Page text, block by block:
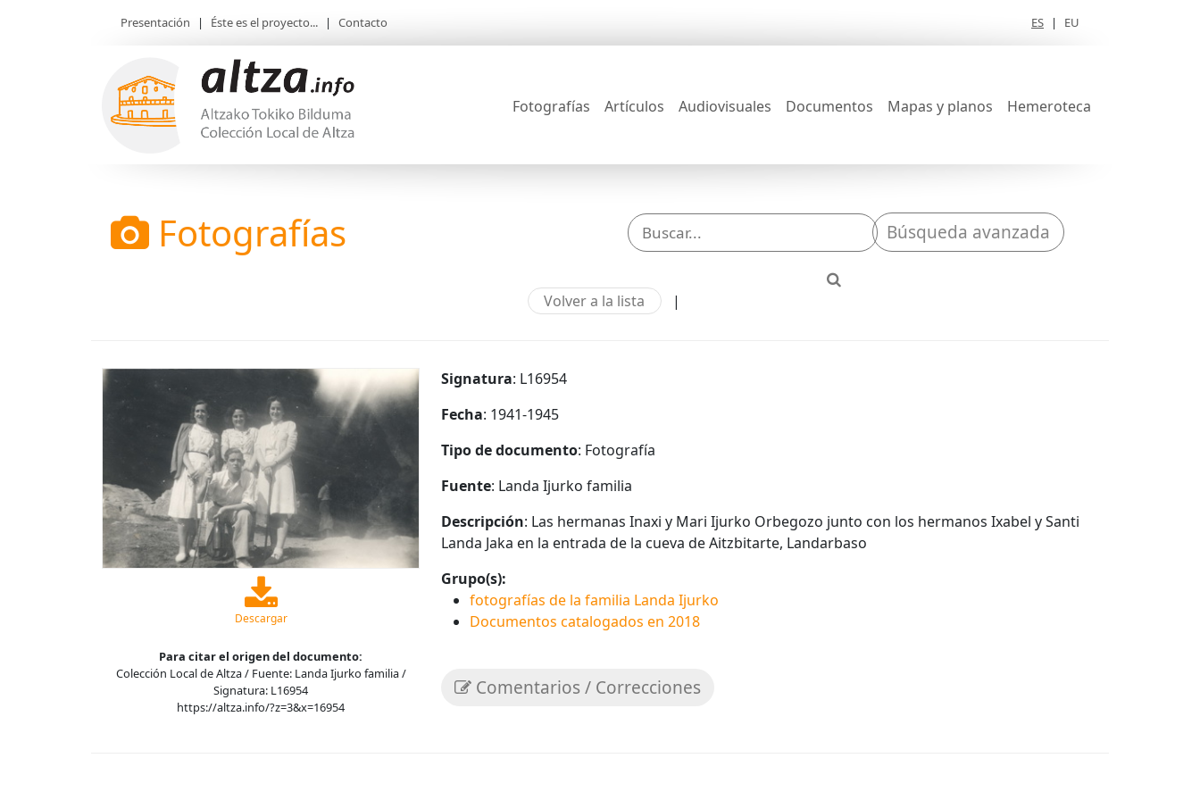
Presentación | Éste es el proyecto... | Contacto ES | EU
Fotografías Artículos Audiovisuales Documentos Mapas y planos Hemeroteca
Fotografías Búsqueda avanzada
Volver a la lista |
Descargar
Para citar el origen del documento:
Colección Local de Altza / Fuente: Landa Ijurko familia /
Signatura: L16954
https://altza.info/?z=3&x=16954
Signatura: L16954
Fecha: 1941-1945
Tipo de documento: Fotografía
Fuente: Landa Ijurko familia
Descripción: Las hermanas Inaxi y Mari Ijurko Orbegozo junto con los hermanos Ixabel y Santi
Landa Jaka en la entrada de la cueva de Aitzbitarte, Landarbaso
Grupo(s):
fotografías de la familia Landa Ijurko
Documentos catalogados en 2018
Comentarios / Correcciones